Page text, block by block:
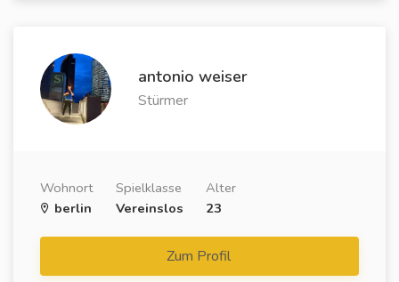
antonio weiser
Stürmer
Wohnort
berlin
Spielklasse
Vereinslos
Alter
23
Zum Profil